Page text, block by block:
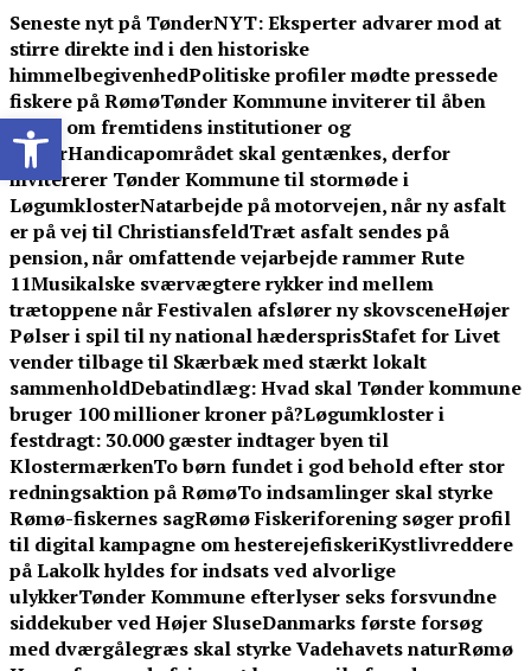
Skip
to
content
Seneste nyt på TønderNYT:Eksperter advarer mod at
stirre direkte ind i den historiske
himmelbegivenhedPolitiske profiler mødte pressede
fiskere på RømøTønder Kommune inviterer til åben
debat om fremtidens institutioner og
skolerHandicapområdet skal gentænkes, derfor
invitererer Tønder Kommune til stormøde i
LøgumklosterNatarbejde på motorvejen, når ny asfalt
er på vej til ChristiansfeldTræt asfalt sendes på
pension, når omfattende vejarbejde rammer Rute
11Musikalske sværvægtere rykker ind mellem
trætoppene når Festivalen afslører ny skovsceneHøjer
Pølser i spil til ny national hædersprisStafet for Livet
vender tilbage til Skærbæk med stærkt lokalt
sammenholdDebatindlæg: Hvad skal Tønder kommune
bruger 100 millioner kroner på?Løgumkloster i
festdragt: 30.000 gæster indtager byen til
KlostermærkenTo børn fundet i god behold efter stor
redningsaktion på RømøTo indsamlinger skal styrke
Rømø-fiskernes sagRømø Fiskeriforening søger profil
til digital kampagne om hesterejefiskeriKystlivreddere
på Lakolk hyldes for indsats ved alvorlige
ulykkerTønder Kommune efterlyser seks forsvundne
siddekuber ved Højer SluseDanmarks første forsøg
med dværgålegræs skal styrke Vadehavets naturRømø
Open toolbar